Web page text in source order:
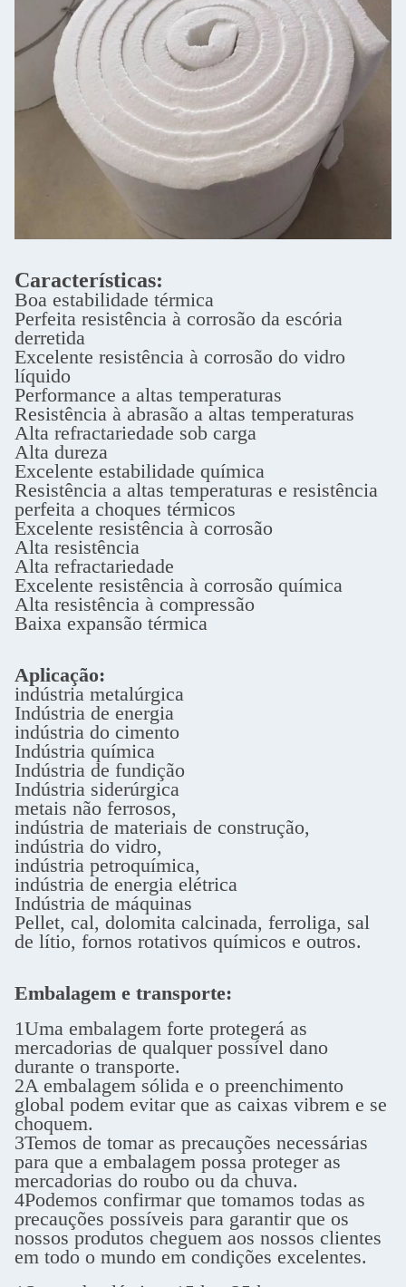
Características:
Boa estabilidade térmica
Perfeita resistência à corrosão da escória
derretida
Excelente resistência à corrosão do vidro
líquido
Performance a altas temperaturas
Resistência à abrasão a altas temperaturas
Alta refractariedade sob carga
Alta dureza
Excelente estabilidade química
Resistência a altas temperaturas e resistência
perfeita a choques térmicos
Excelente resistência à corrosão
Alta resistência
Alta refractariedade
Excelente resistência à corrosão química
Alta resistência à compressão
Baixa expansão térmica
Aplicação:
indústria metalúrgica
Indústria de energia
indústria do cimento
Indústria química
Indústria de fundição
Indústria siderúrgica
metais não ferrosos,
indústria de materiais de construção,
indústria do vidro,
indústria petroquímica,
indústria de energia elétrica
Indústria de máquinas
Pellet, cal, dolomita calcinada, ferroliga, sal
de lítio, fornos rotativos químicos e outros.
Embalagem e transporte:
1Uma embalagem forte protegerá as
mercadorias de qualquer possível dano
durante o transporte.
2A embalagem sólida e o preenchimento
global podem evitar que as caixas vibrem e se
choquem.
3Temos de tomar as precauções necessárias
para que a embalagem possa proteger as
mercadorias do roubo ou da chuva.
4Podemos confirmar que tomamos todas as
precauções possíveis para garantir que os
nossos produtos cheguem aos nossos clientes
em todo o mundo em condições excelentes.